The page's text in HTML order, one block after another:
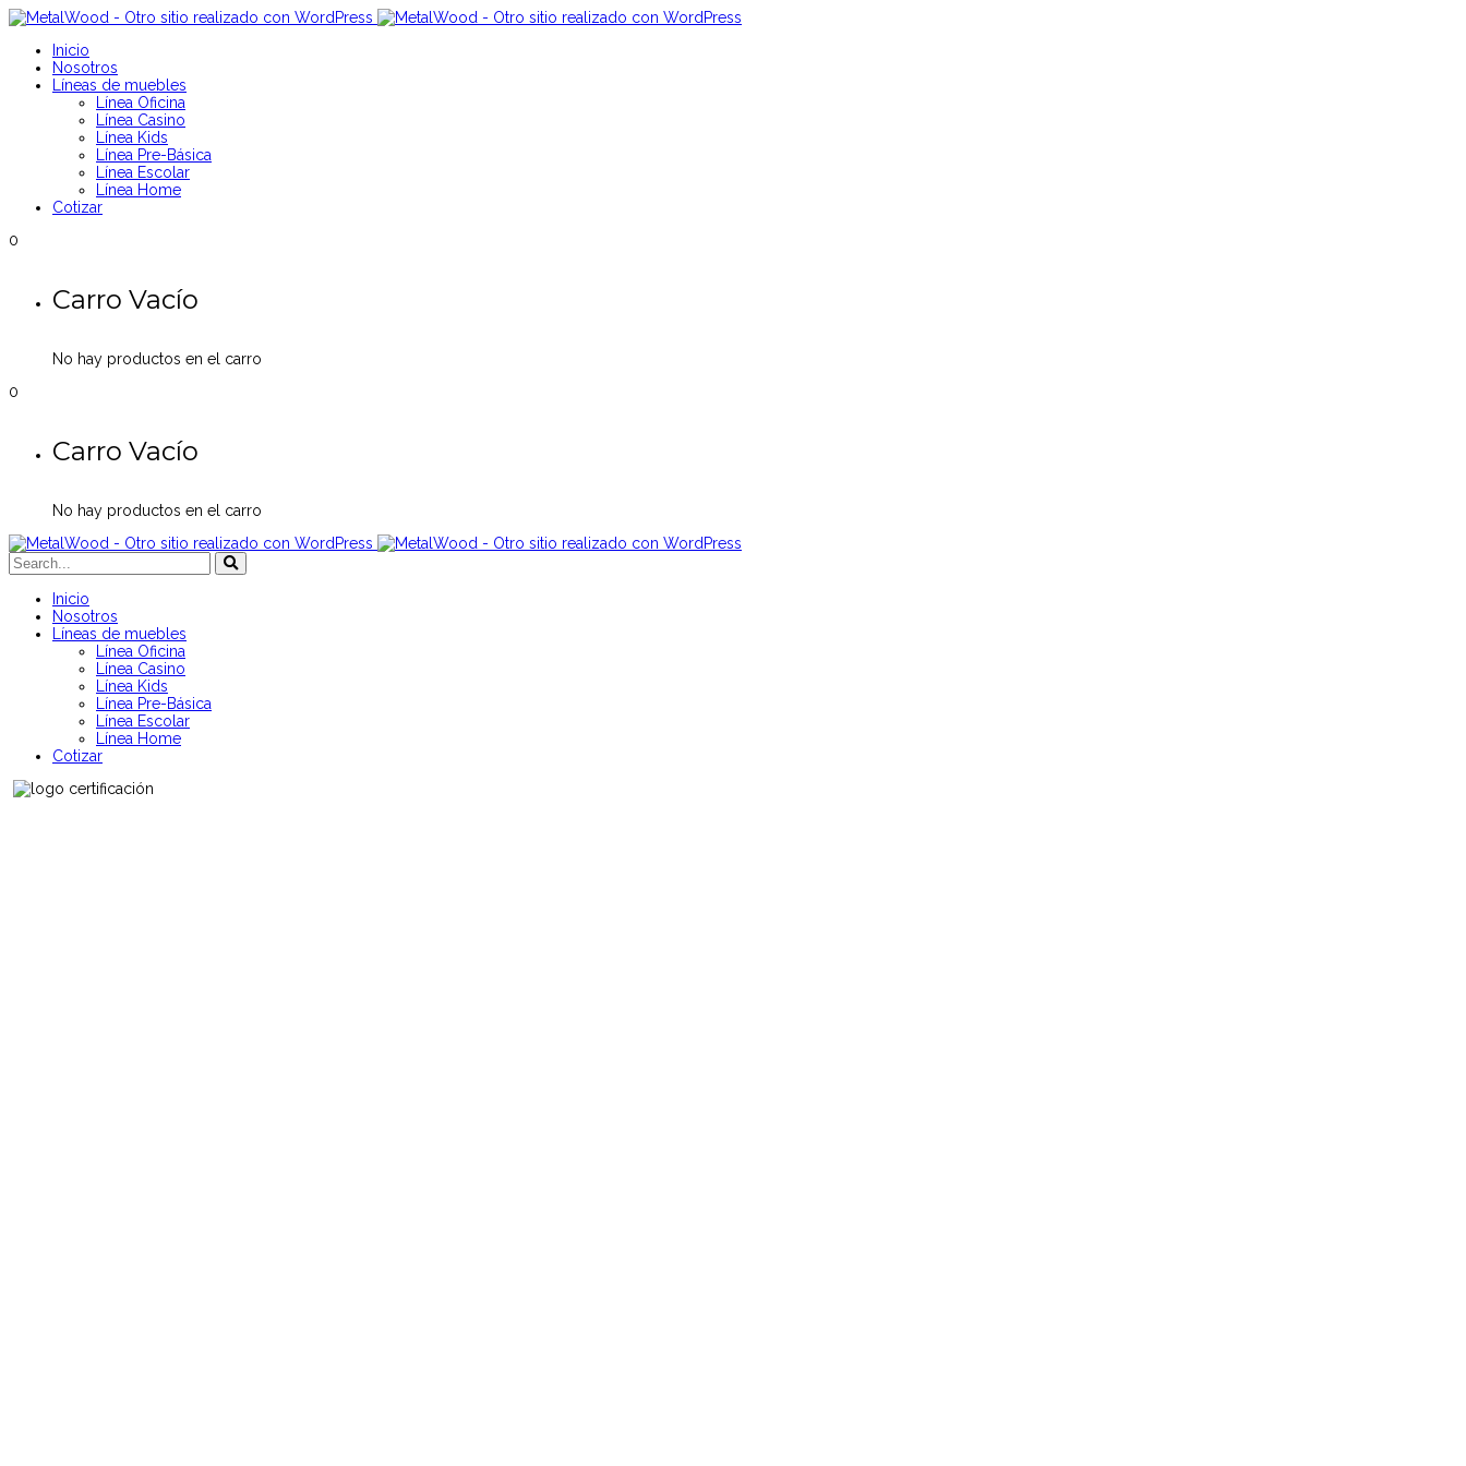
Inicio
Nosotros
Líneas de muebles
Línea Oficina
Línea Casino
Línea Kids
Línea Pre-Básica
Línea Escolar
Línea Home
Cotizar
0
Carro Vacío
No hay productos en el carro
0
Carro Vacío
No hay productos en el carro
Inicio
Nosotros
Líneas de muebles
Línea Oficina
Línea Casino
Línea Kids
Línea Pre-Básica
Línea Escolar
Línea Home
Cotizar